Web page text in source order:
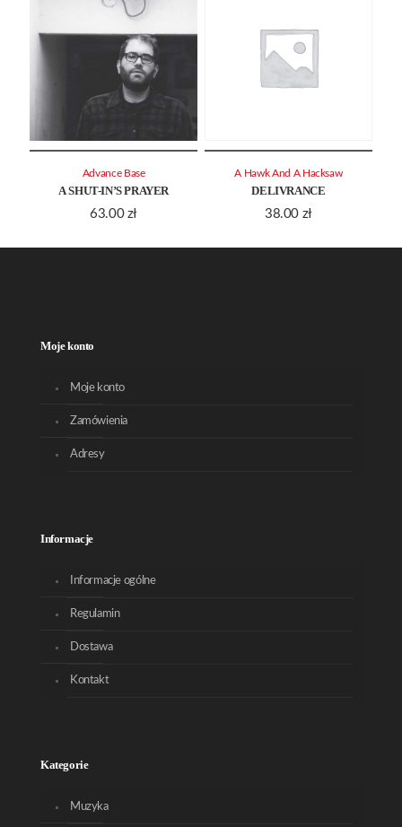
A SHUT-IN’S PRAYER
63.00 zł
Advance Base
DELIVRANCE
38.00 zł
A Hawk And A Hacksaw
Moje konto
Moje konto
Zamówienia
Adresy
Informacje
Informacje ogólne
Regulamin
Dostawa
Kontakt
Kategorie
Muzyka